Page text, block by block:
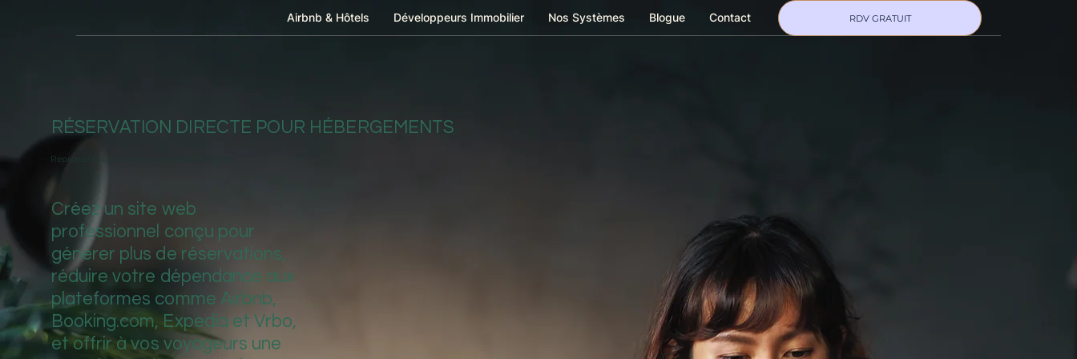
Airbnb & Hôtels Développeurs Immobilier Nos Systèmes Blogue Contact RDV GRATUIT
RÉSERVATION DIRECTE POUR HÉBERGEMENTS
Reprenez le contrôle de vos
Créez un site web
professionnel conçu pour
générer plus de réservations,
réduire votre dépendance aux
plateformes comme Airbnb,
Booking.com, Expedia et Vrbo,
et offrir à vos voyageurs une